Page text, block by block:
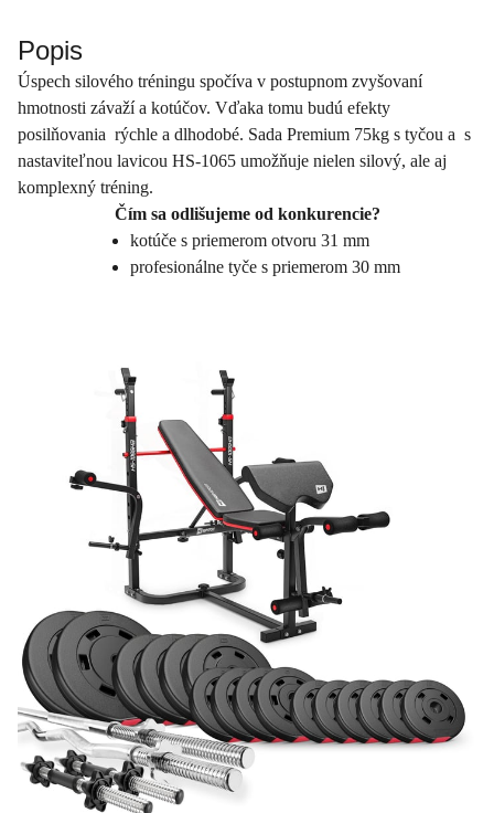
Popis
Úspech silového tréningu spočíva v postupnom zvyšovaní
hmotnosti závaží a kotúčov. Vďaka tomu budú efekty
posilňovania rýchle a dlhodobé. Sada Premium 75kg s tyčou a s
nastaviteľnou lavicou HS-1065 umožňuje nielen silový, ale aj
komplexný tréning.
Čím sa odlišujeme od konkurencie?
kotúče s priemerom otvoru 31 mm
profesionálne tyče s priemerom 30 mm